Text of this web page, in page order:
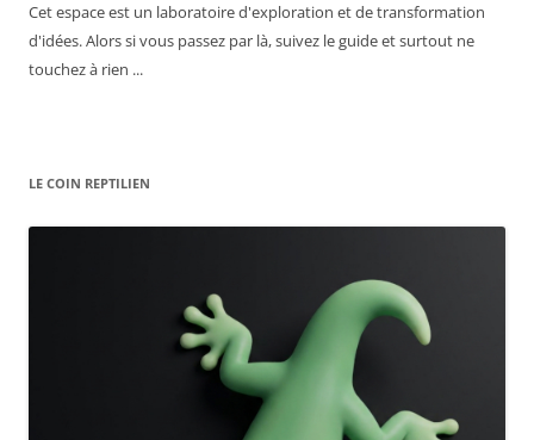
Cet espace est un laboratoire d'exploration et de transformation
d'idées. Alors si vous passez par là, suivez le guide et surtout ne
touchez à rien ...
LE COIN REPTILIEN